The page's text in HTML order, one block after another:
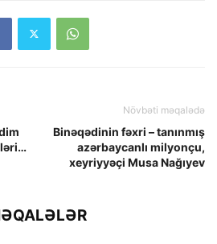
Növbəti məqalədə
Binəqədinin fəxri – tanınmış
azərbaycanlı milyonçu,
xeyriyyəçi Musa Nağıyev